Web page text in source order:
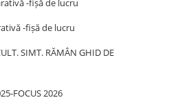
-fișă de lucru
-fișă de lucru
SIMT. RĂMÂN GHID DE
FOCUS 2026